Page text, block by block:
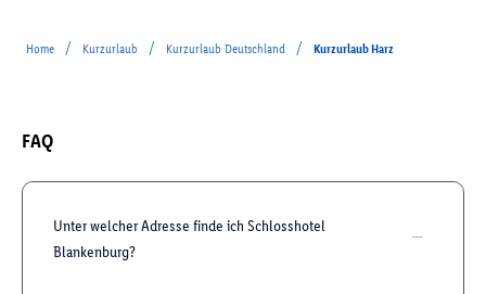
Home / Kurzurlaub / Kurzurlaub Deutschland / Kurzurlaub Harz
FAQ
Unter welcher Adresse finde ich Schlosshotel
Blankenburg?